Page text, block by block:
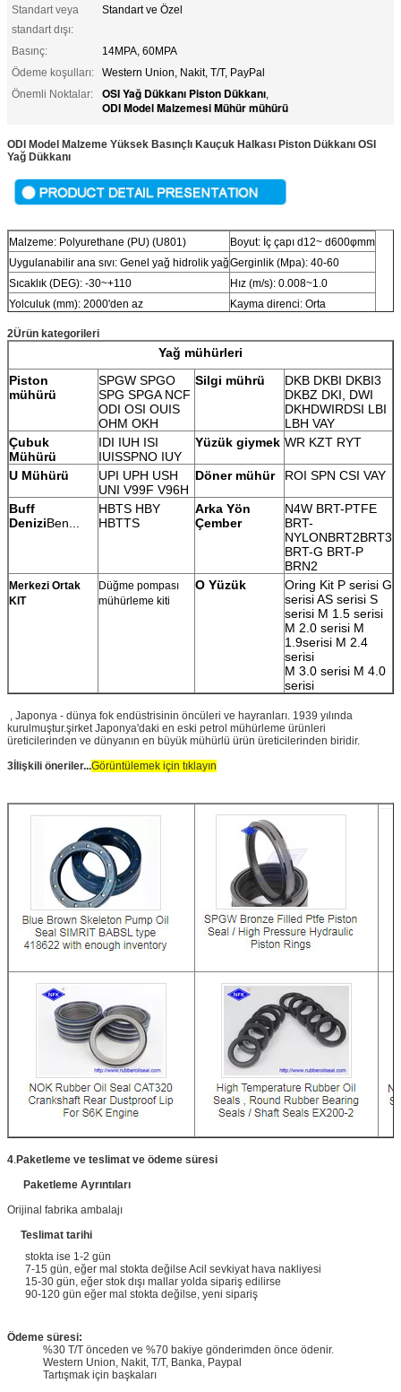
Standart veya
standart dışı:
Standart ve Özel
Basınç:
14MPA, 60MPA
Ödeme koşulları:
Western Union, Nakit, T/T, PayPal
Önemli Noktalar:
OSI Yağ Dükkanı Piston Dükkanı,
ODI Model Malzemesi Mühür mühürü
ODI Model Malzeme Yüksek Basınçlı Kauçuk Halkası Piston Dükkanı OSI
Yağ Dükkanı
Malzeme: Polyurethane (PU) (U801)
Boyut: İç çapı d12~ d600φmm
Uygulanabilir ana sıvı: Genel yağ hidrolik yağGerginlik (Mpa): 40-60
Sıcaklık (DEG): -30~+110
Hız (m/s): 0.008~1.0
Yolculuk (mm): 2000'den az
Kayma direnci: Orta
2Ürün kategorileri
Yağ mühürleri
Piston
mühürü
SPGW SPGO
SPG SPGA NCF
ODI OSI OUIS
OHM OKH
Silgi mührü
DKB DKBI DKBI3
DKBZ DKI, DWI
DKHDWIRDSI LBI
LBH VAY
Çubuk
Mühürü
IDI IUH ISI
IUISSPNO IUY
Yüzük giymek WR KZT RYT
U Mühürü
UPI UPH USH
UNI V99F V96H
Döner mühür ROI SPN CSI VAY
Buff
DeniziBen...
HBTS HBY
HBTTS
Arka Yön
Çember
N4W BRT-PTFE
BRT-
NYLONBRT2BRT3
BRT-G BRT-P
BRN2
Merkezi Ortak
KIT
Düğme pompası
mühürleme kiti
O Yüzük
Oring Kit P serisi G
serisi AS serisi S
serisi M 1.5 serisi
M 2.0 serisi M
1.9serisi M 2.4
serisi
M 3.0 serisi M 4.0
serisi
, Japonya - dünya fok endüstrisinin öncüleri ve hayranları. 1939 yılında
kurulmuştur.şirket Japonya'daki en eski petrol mühürleme ürünleri
üreticilerinden ve dünyanın en büyük mühürlü ürün üreticilerinden biridir.
3İlişkili öneriler...Görüntülemek için tıklayın
4.Paketleme ve teslimat ve ödeme süresi
Paketleme Ayrıntıları
Orijinal fabrika ambalajı
Teslimat tarihi
stokta ise 1-2 gün
7-15 gün, eğer mal stokta değilse Acil sevkiyat hava nakliyesi
15-30 gün, eğer stok dışı mallar yolda sipariş edilirse
90-120 gün eğer mal stokta değilse, yeni sipariş
Ödeme süresi:
%30 T/T önceden ve %70 bakiye gönderimden önce ödenir.
Western Union, Nakit, T/T, Banka, Paypal
Tartışmak için başkaları